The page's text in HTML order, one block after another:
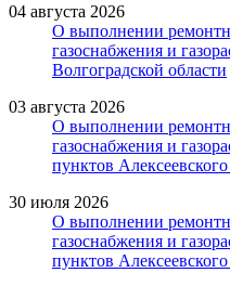
04 августа 2026
О выполнении
газоснабжения и
Волгоградской области
03 августа 2026
О выполнении
газоснабжения и
пунктов
30 июля 2026
О выполнении
газоснабжения и
пунктов